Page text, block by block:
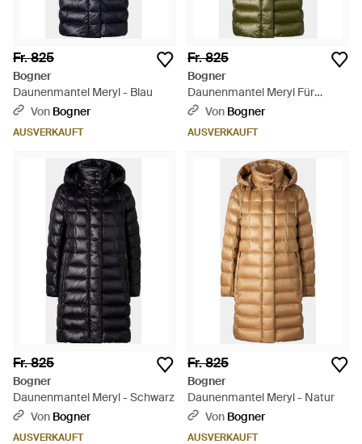
Fr. 825
Bogner
Daunenmantel Meryl - Blau
Von Bogner
AUSVERKAUFT
Fr. 825
Bogner
Daunenmantel Meryl Für
Damen - Grün
Von Bogner
AUSVERKAUFT
Fr. 825
Bogner
Daunenmantel Meryl - Schwarz
Von Bogner
AUSVERKAUFT
Fr. 825
Bogner
Daunenmantel Meryl - Natur
Von Bogner
AUSVERKAUFT